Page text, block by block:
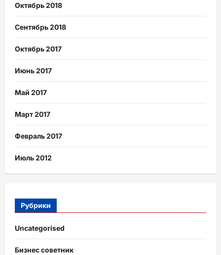
Октябрь 2018
Сентябрь 2018
Октябрь 2017
Июнь 2017
Май 2017
Март 2017
Февраль 2017
Июль 2012
Рубрики
Uncategorised
Бизнес советник